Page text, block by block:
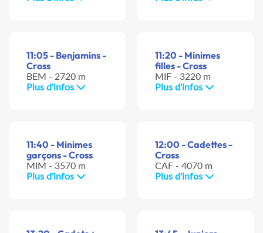
11:05 - Benjamins -
Cross
BEM - 2720 m
Plus d'infos
11:20 - Minimes
filles - Cross
MIF - 3220 m
Plus d'infos
11:40 - Minimes
garçons - Cross
MIM - 3570 m
Plus d'infos
12:00 - Cadettes -
Cross
CAF - 4070 m
Plus d'infos